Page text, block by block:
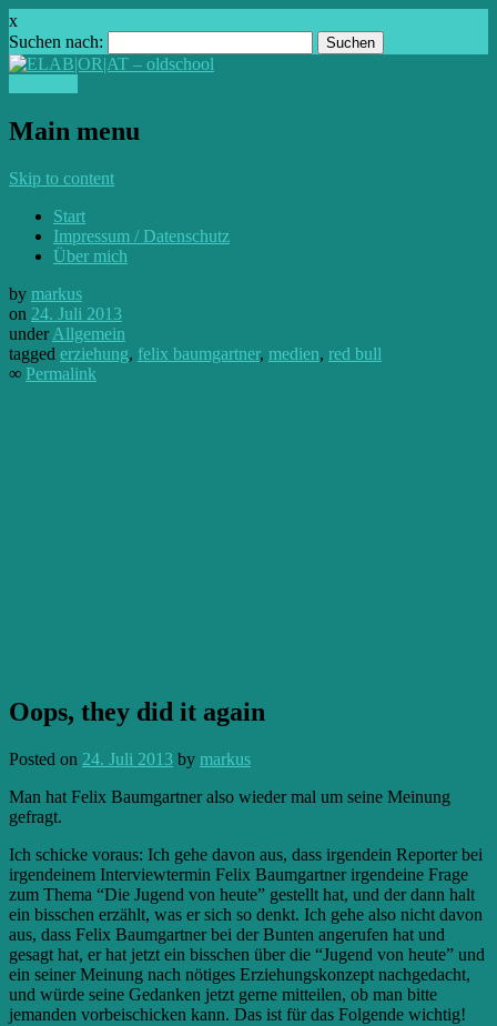
x
Suchen nach:
Main menu
Skip to content
Start
Impressum / Datenschutz
Über mich
by markus
on 24. Juli 2013
underAllgemein
tagged erziehung, felix baumgartner, medien, red bull
∞ Permalink
Oops, they did it again
Posted on 24. Juli 2013 by markus
Man hat Felix Baumgartner also wieder mal um seine Meinung
gefragt.
Ich schicke voraus: Ich gehe davon aus, dass irgendein Reporter bei
irgendeinem Interviewtermin Felix Baumgartner irgendeine Frage
zum Thema “Die Jugend von heute” gestellt hat, und der dann halt
ein bisschen erzählt, was er sich so denkt. Ich gehe also nicht davon
aus, dass Felix Baumgartner bei der Bunten angerufen hat und
gesagt hat, er hat jetzt ein bisschen über die “Jugend von heute” und
ein seiner Meinung nach nötiges Erziehungskonzept nachgedacht,
und würde seine Gedanken jetzt gerne mitteilen, ob man bitte
jemanden vorbeischicken kann. Das ist für das Folgende wichtig!